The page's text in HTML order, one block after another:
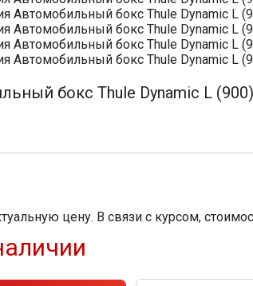
бокс Thule Dynamic L
цену. В связи с курсом,